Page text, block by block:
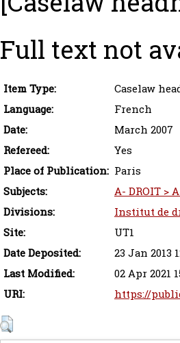
Full text not
Item Type:
Caselaw
Language:
French
Date:
March 2007
Refereed:
Yes
Place of Publication: Paris
Subjects:
A- DROIT >
Divisions:
Institut de
Site:
UT1
Date Deposited:
23 Jan 2013
Last Modified:
02 Apr 2021
URI:
https://